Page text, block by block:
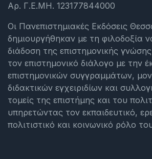
Αρ. Γ.Ε.ΜΗ. 123177844000
Οι Πανεπιστημιακές Εκδόσεις
δημιουργήθηκαν με τη φιλοδοξία
διάδοση της επιστημονικής
τον επιστημονικό διάλογο με την
επιστημονικών συγγραμμάτων,
διδακτικών εγχειριδίων και
τομείς της επιστήμης και του
υπηρετώντας τον εκπαιδευτικό,
πολιτιστικό και κοινωνικό ρόλο